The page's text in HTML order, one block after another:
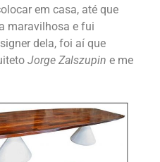
em casa, até que
maravilhosa e fui
dela, foi aí que
Jorge Zalszupin e me